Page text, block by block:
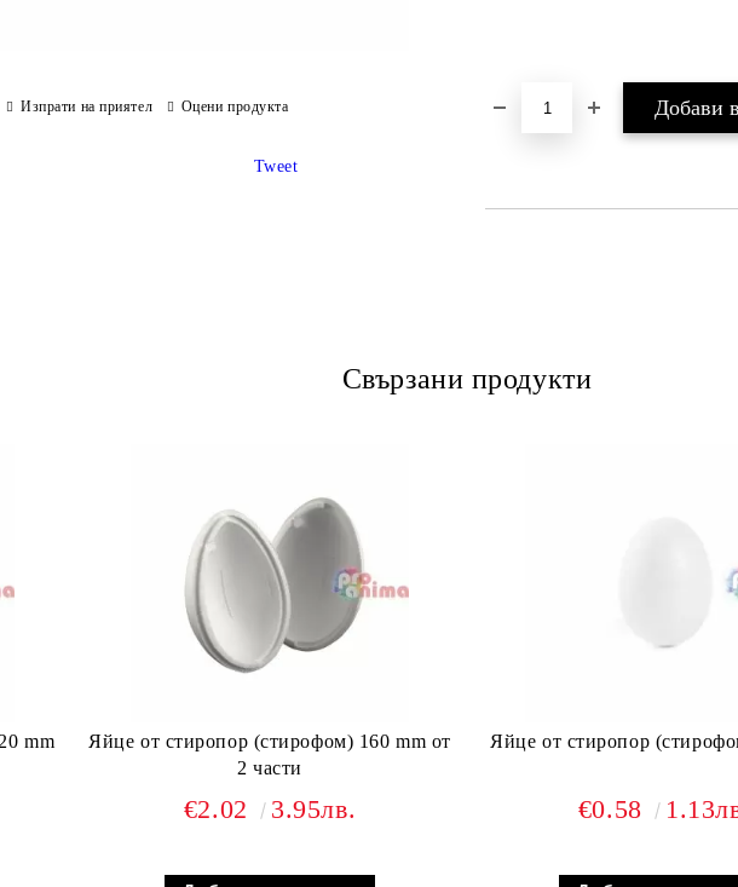
Изпрати на приятел Оцени продукта
Tweet
Свързани продукти
mm
Яйце от стиропор (стирофом) 160 mm от
2 части
€2.02 3.95лв.
Яйце от стиропор
€0.58